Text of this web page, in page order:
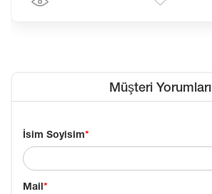
Müşteri Yorumları
İsim Soyisim*
Mail*